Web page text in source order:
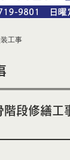
工事
段修繕工